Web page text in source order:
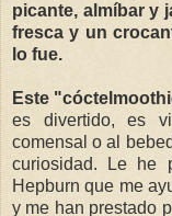
picante, almíbar y
fresca y un
lo fue.
Este
es divertido, es
comensal o al
curiosidad. Le he
Hepburn que me
y me han prestado